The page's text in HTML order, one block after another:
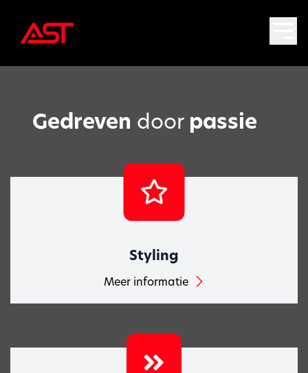
Gedreven door passie
Styling
Meer informatie